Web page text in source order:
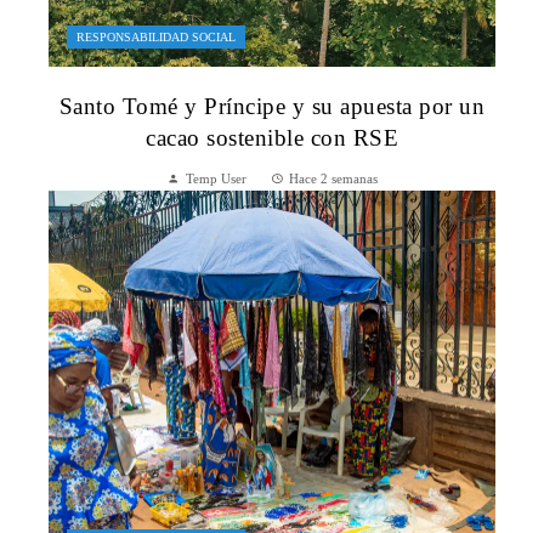
RESPONSABILIDAD SOCIAL
Santo Tomé y Príncipe y su apuesta por un
cacao sostenible con RSE
Temp User Hace 2 semanas